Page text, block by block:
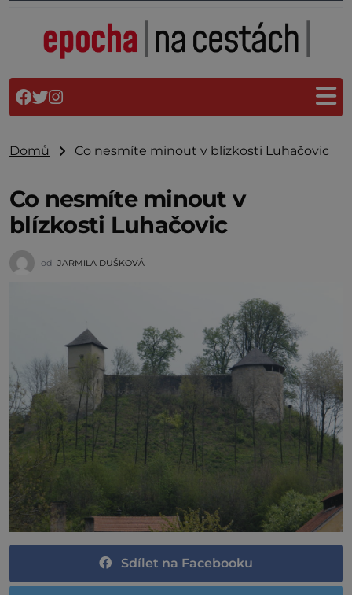
Domů Co nesmíte minout v blízkosti Luhačovic
Co nesmíte minout v
blízkosti Luhačovic
od JARMILA DUŠKOVÁ
Sdílet na Facebooku